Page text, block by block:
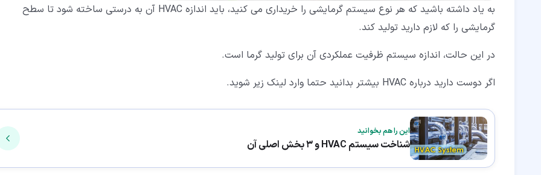
به یاد داشته باشید که هر نوع سیستم گرمایشی را خریداری می کنید، باید اندازه HVAC آن به درستی ساخته شود تا سطح
گرمایشی را که لازم دارید تولید کند.
در این حالت، اندازه سیستم ظرفیت عملکردی آن برای تولید گرما است.
اگر دوست دارید درباره HVAC بیشتر بدانید حتما وارد لینک زیر شوید.
این را هم بخوانید
شناخت سیستم HVAC و 3 بخش اصلی آن